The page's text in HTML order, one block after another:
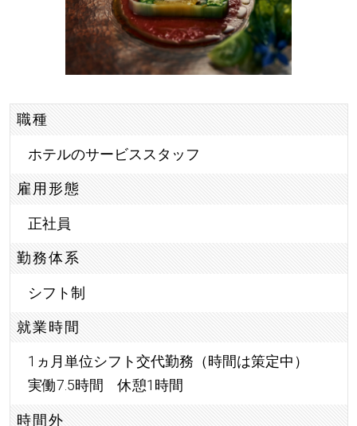
職種
ホテルのサービススタッフ
雇用形態
正社員
勤務体系
シフト制
就業時間
1ヵ月単位シフト交代勤務（時間は策定中）
実働7.5時間 休憩1時間
時間外